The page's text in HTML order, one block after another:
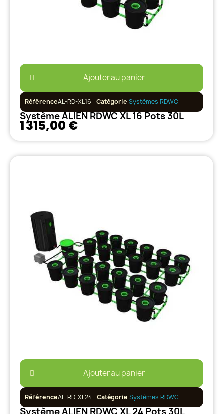
Ajouter au panier
RéférenceAL-RD-XL16 Catégorie Systèmes RDWC
Système ALIEN RDWC XL 16 Pots 30L
1 315,00 €
Ajouter au panier
RéférenceAL-RD-XL24 Catégorie Systèmes RDWC
Système ALIEN RDWC XL 24 Pots 30L